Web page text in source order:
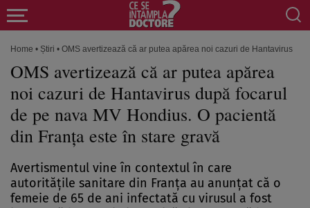
Home • Știri • OMS avertizează că ar putea apărea noi cazuri de Hantavirus
OMS avertizează că ar putea apărea
noi cazuri de Hantavirus după focarul
de pe nava MV Hondius. O pacientă
din Franța este în stare gravă
Avertismentul vine în contextul în care
autoritățile sanitare din Franța au anunțat că o
femeie de 65 de ani infectată cu virusul a fost